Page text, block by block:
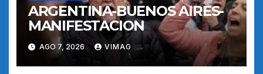
ARGENTINA-BUENOS AIRES-
MANIFESTACION
AGO 7, 2026 VIMAG